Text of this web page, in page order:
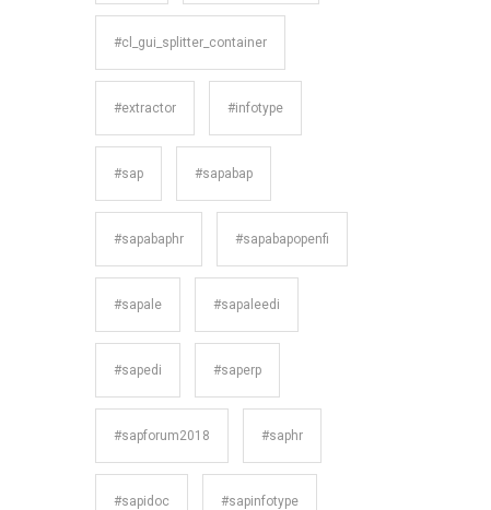
#cl_gui_splitter_container
#extractor #infotype
#sap #sapabap
#sapabaphr #sapabapopenfi
#sapale #sapaleedi
#sapedi #saperp
#sapforum2018 #saphr
#sapidoc #sapinfotype